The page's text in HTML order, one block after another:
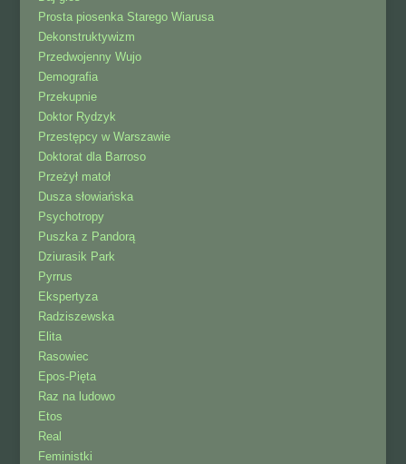
Prosta piosenka Starego Wiarusa
Dekonstruktywizm
Przedwojenny Wujo
Demografia
Przekupnie
Doktor Rydzyk
Przestępcy w Warszawie
Doktorat dla Barroso
Przeżył matoł
Dusza słowiańska
Psychotropy
Puszka z Pandorą
Dziurasik Park
Pyrrus
Ekspertyza
Radziszewska
Elita
Rasowiec
Epos-Pięta
Raz na ludowo
Etos
Real
Feministki